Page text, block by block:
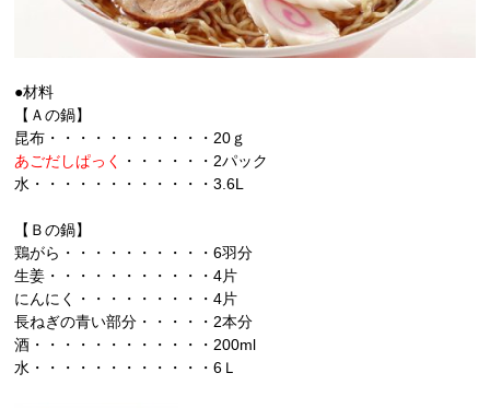
●材料
【Ａの鍋】
昆布・・・・・・・・・・・20ｇ
あごだしぱっく
・・・・・・2パック
水・・・・・・・・・・・・3.6L
【Ｂの鍋】
鶏がら・・・・・・・・・・6羽分
生姜・・・・・・・・・・・4片
にんにく・・・・・・・・・4片
長ねぎの青い部分・・・・・2本分
酒・・・・・・・・・・・・200ml
水・・・・・・・・・・・・6Ｌ